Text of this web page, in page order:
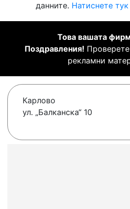
данните. Натиснете
Това вашата
Поздравления!
рекламни
Карлово
ул. „Балканска“ 10